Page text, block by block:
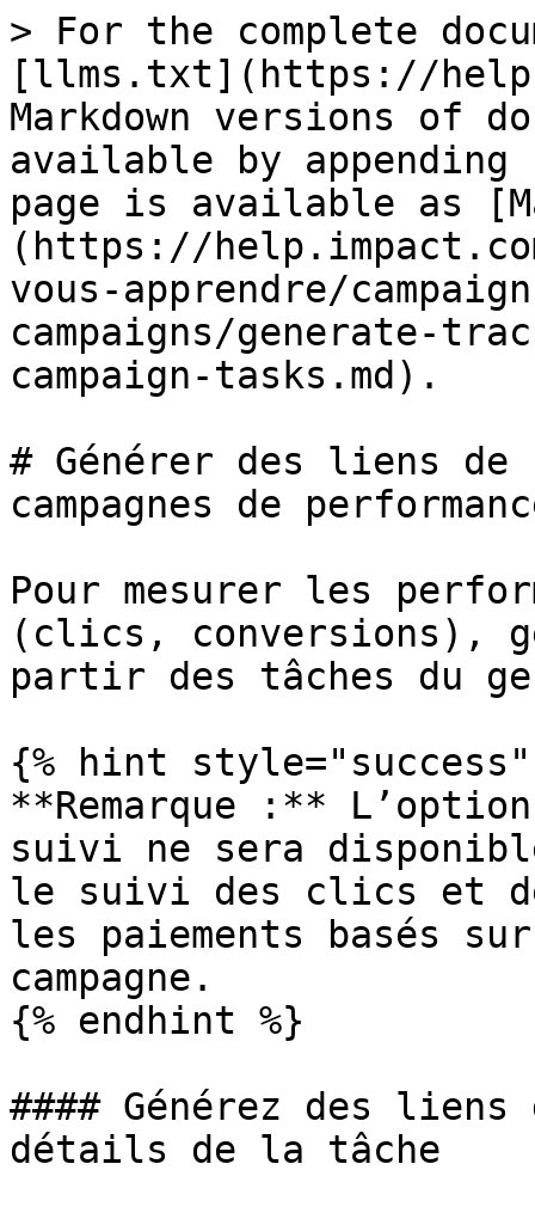
> For the complete
[llms.txt](https://
Markdown versions of
available by
page is available as
(https://
vous-apprendre/
campaigns/generate-
campaign-tasks.md).
# Générer des liens
campagnes de
Pour mesurer les
(clics, conversions),
partir des tâches du
{% hint style="success"
**Remarque :**
suivi ne sera
le suivi des clics et
les paiements basés
campagne.
{% endhint %}
#### Générez des
détails de la tâche